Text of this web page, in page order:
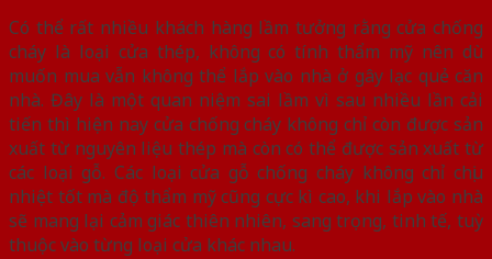
Có thể rất nhiều khách hàng lầm tưởng rằng cửa chống
cháy là loại cửa thép, không có tính thẩm mỹ nên dù
muốn mua vẫn không thể lắp vào nhà ở gây lạc quẻ căn
nhà. Đây là một quan niệm sai lầm vì sau nhiều lần cải
tiến thì hiện nay cửa chống cháy không chỉ còn được sản
xuất từ nguyên liệu thép mà còn có thể được sản xuất từ
các loại gỗ. Các loại cửa gỗ chống cháy không chỉ chịu
nhiệt tốt mà độ thẩm mỹ cũng cực kì cao, khi lắp vào nhà
sẽ mang lại cảm giác thiên nhiên, sang trọng, tinh tế, tuỳ
thuộc vào từng loại cửa khác nhau.